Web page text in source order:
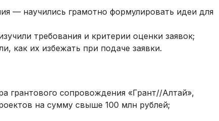
— научились грамотно формулировать идеи для
требования и критерии оценки заявок;
как их избежать при подаче заявки.
сопровождения «Грант//Алтай»,
на сумму свыше 100 млн рублей;